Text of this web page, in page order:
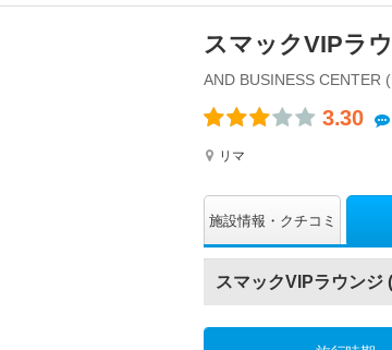
スマックVIPラ
AND BUSINESS CENTER
3.30
リマ
施設情報 クチコミ
スマックVIPラウンジ